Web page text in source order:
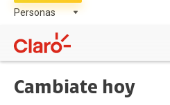
Cambiate hoy